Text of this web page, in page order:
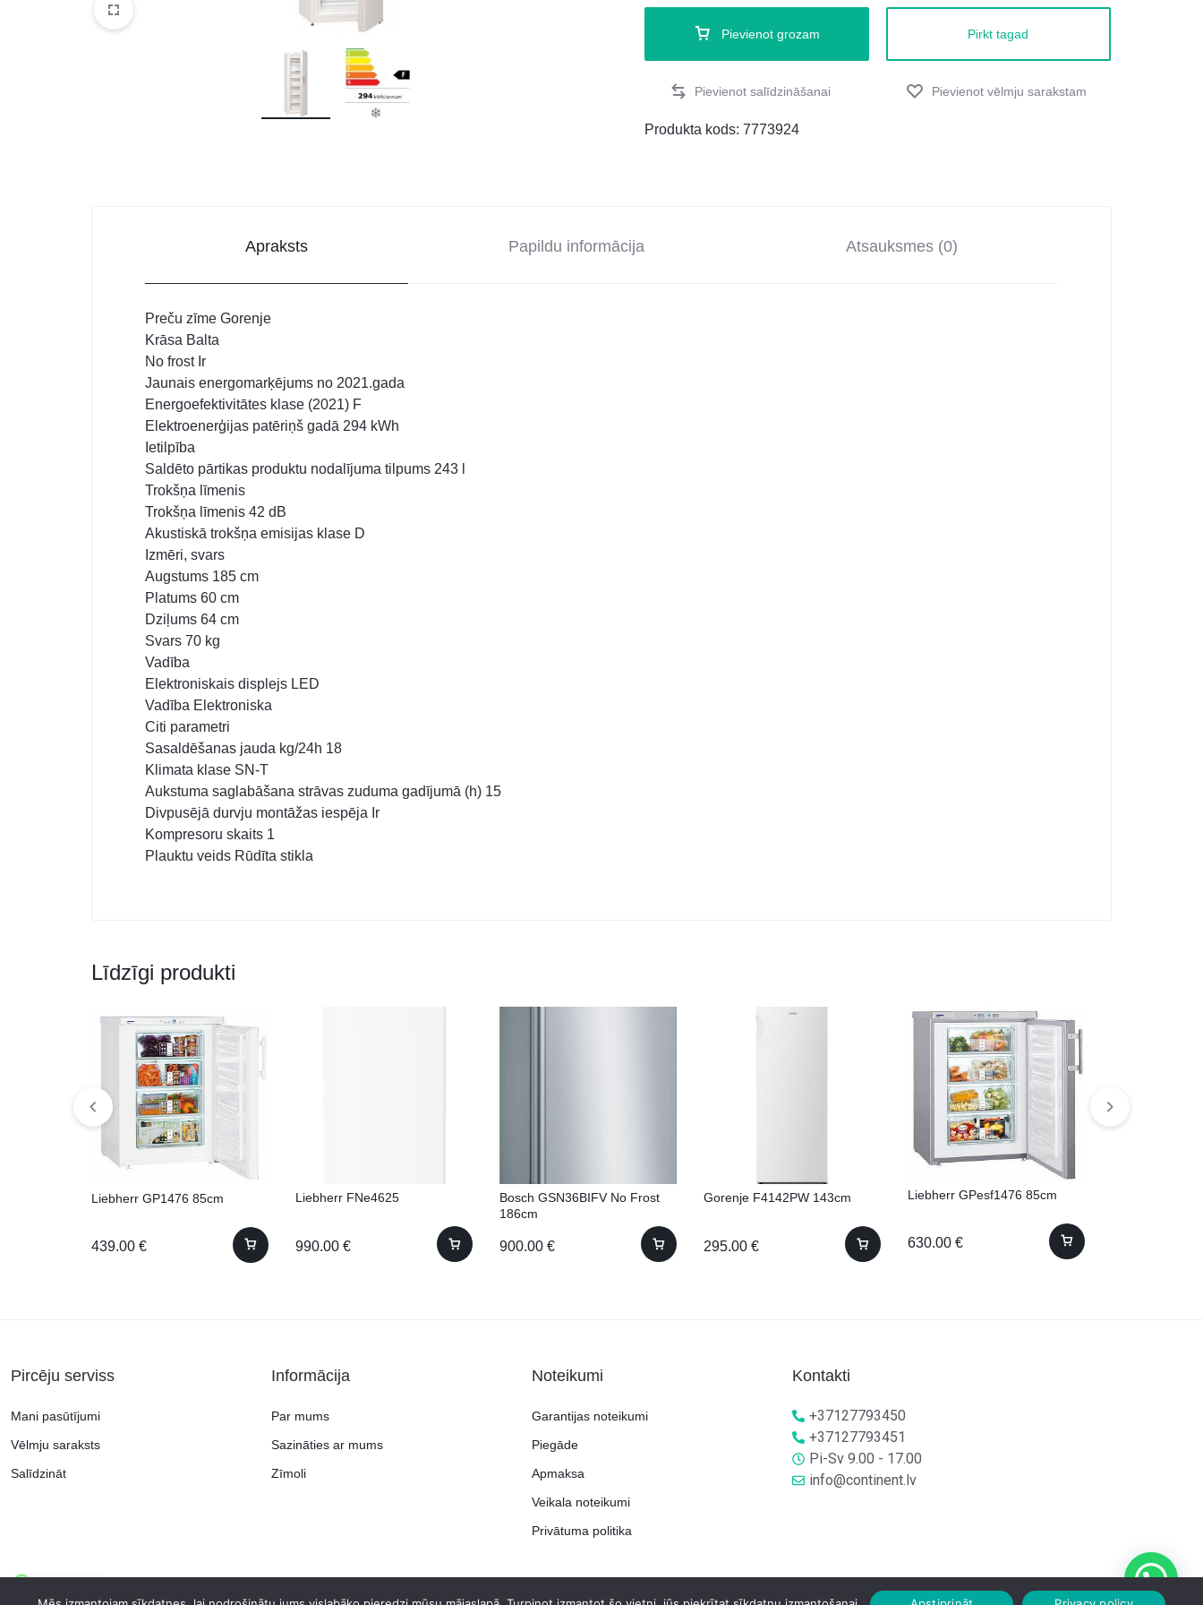
DATORTEHNIKA, PRECES
Pievienot grozam Pirkt tagad
Produkta kods:7773924
Apraksts Papildu informācija Atsauksmes (0)
Preču zīme Gorenje
Krāsa Balta
No frost Ir
Jaunais energomarķējums no 2021.gada
Energoefektivitātes klase (2021) F
Elektroenerģijas patēriņš gadā 294 kWh
Ietilpība
Saldēto pārtikas produktu nodalījuma tilpums 243 l
Trokšņa līmenis
Trokšņa līmenis 42 dB
Akustiskā trokšņa emisijas klase D
Izmēri, svars
Augstums 185 cm
Platums 60 cm
Dziļums 64 cm
Svars 70 kg
Vadība
Elektroniskais displejs LED
Vadība Elektroniska
Citi parametri
Sasaldēšanas jauda kg/24h 18
Klimata klase SN-T
Aukstuma saglabāšana strāvas zuduma gadījumā (h) 15
Divpusējā durvju montāžas iespēja Ir
Kompresoru skaits 1
Plauktu veids Rūdīta stikla
Līdzīgi produkti
Liebherr GP1476 85cm
439.00 €
Liebherr FNe4625
990.00 €
Bosch GSN36BIFV No Frost
186cm
900.00 €
Gorenje F4142PW 143cm
295.00 €
Liebherr GPesf1476 85cm
630.00 €
Pircēju serviss
Mani pasūtījumi
Vēlmju saraksts
Salīdzināt
Informācija
Par mums
Sazināties ar mums
Zīmoli
Noteikumi
Garantijas noteikumi
Piegāde
Apmaksa
Veikala noteikumi
Privātuma politika
Kontakti
+37127793450
+37127793451
Pi-Sv 9.00 - 17.00
info@continent.lv